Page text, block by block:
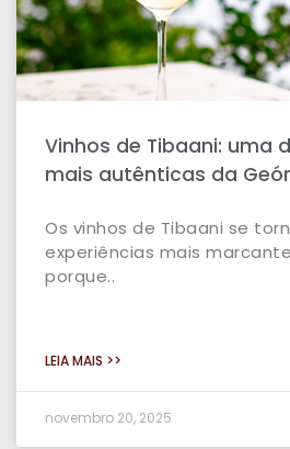
Vinhos de Tibaani: uma
mais autênticas da
Os vinhos de Tibaani se
experiências mais
porque..
LEIA MAIS >>
novembro 20, 2025